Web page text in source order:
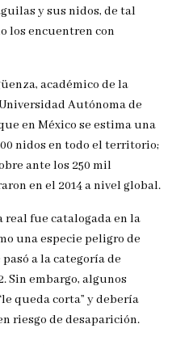
y sus nidos, de tal
los encuentren con
académico de la
Autónoma de
en México se estima una
nidos en todo el territorio;
ante los 250 mil
en el 2014 a nivel global.
real fue catalogada en la
una especie peligro de
a la categoría de
Sin embargo, algunos
queda corta” y debería
riesgo de desaparición.